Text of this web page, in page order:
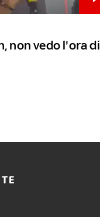
non vedo l'ora di